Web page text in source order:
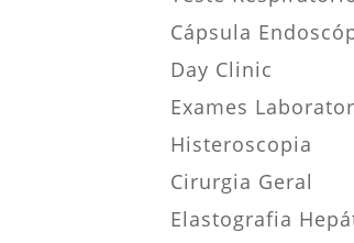
Cápsula
Day Clinic
Exames
Histeroscopia
Cirurgia Geral
Elastografia